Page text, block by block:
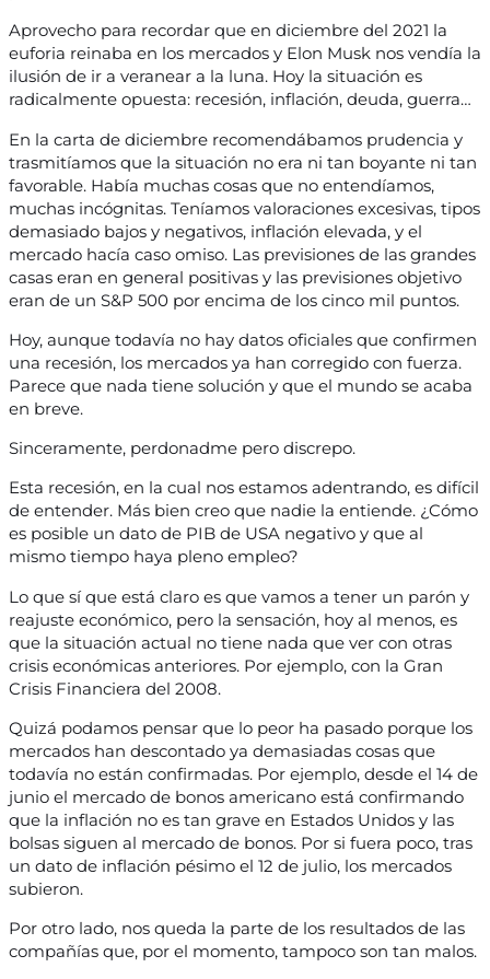
Aprovecho para recordar que en diciembre del 2021 la
euforia reinaba en los mercados y Elon Musk nos vendía la
ilusión de ir a veranear a la luna. Hoy la situación es
radicalmente opuesta: recesión, inflación, deuda, guerra…
En la carta de diciembre recomendábamos prudencia y
trasmitíamos que la situación no era ni tan boyante ni tan
favorable. Había muchas cosas que no entendíamos,
muchas incógnitas. Teníamos valoraciones excesivas, tipos
demasiado bajos y negativos, inflación elevada, y el
mercado hacía caso omiso. Las previsiones de las grandes
casas eran en general positivas y las previsiones objetivo
eran de un S&P 500 por encima de los cinco mil puntos.
Hoy, aunque todavía no hay datos oficiales que confirmen
una recesión, los mercados ya han corregido con fuerza.
Parece que nada tiene solución y que el mundo se acaba
en breve.
Sinceramente, perdonadme pero discrepo.
Esta recesión, en la cual nos estamos adentrando, es difícil
de entender. Más bien creo que nadie la entiende. ¿Cómo
es posible un dato de PIB de USA negativo y que al
mismo tiempo haya pleno empleo?
Lo que sí que está claro es que vamos a tener un parón y
reajuste económico, pero la sensación, hoy al menos, es
que la situación actual no tiene nada que ver con otras
crisis económicas anteriores. Por ejemplo, con la Gran
Crisis Financiera del 2008.
Quizá podamos pensar que lo peor ha pasado porque los
mercados han descontado ya demasiadas cosas que
todavía no están confirmadas. Por ejemplo, desde el 14 de
junio el mercado de bonos americano está confirmando
que la inflación no es tan grave en Estados Unidos y las
bolsas siguen al mercado de bonos. Por si fuera poco, tras
un dato de inflación pésimo el 12 de julio, los mercados
subieron.
Por otro lado, nos queda la parte de los resultados de las
compañías que, por el momento, tampoco son tan malos.